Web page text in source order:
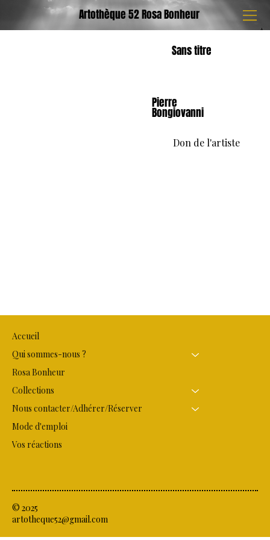
Artothèque 52 Rosa Bonheur
Sans titre
Pierre
Bongiovanni
Don de l'artiste
Accueil
Qui sommes-nous ?
Rosa Bonheur
Collections
Nous contacter/Adhérer/Réserver
Mode d'emploi
Vos réactions
© 2025
artotheque52@gmail.com